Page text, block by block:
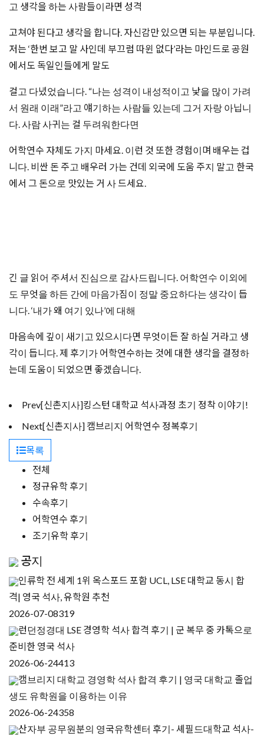
고 생각을 하는 사람들이라면 성격
고쳐야 된다고 생각을 합니다. 자신감만 있으면 되는 부분입니다.
저는 ‘한번 보고 말 사인데 부끄럼 따윈 없다’라는 마인드로 공원
에서도 독일인들에게 말도
걸고 다녔었습니다. “나는 성격이 내성적이고 낯을 많이 가려
서 원래 이래”라고 얘기하는 사람들 있는데 그거 자랑 아닙니
다. 사람 사귀는 걸 두려워한다면
어학연수 자체도 가지 마세요. 이런 것 또한 경험이며 배우는 겁
니다. 비싼 돈 주고 배우러 가는 건데 외국에 도움 주지 말고 한국
에서 그 돈으로 맛있는 거 사 드세요.
긴 글 읽어 주셔서 진심으로 감사드립니다. 어학연수 이외에
도 무엇을 하든 간에 마음가짐이 정말 중요하다는 생각이 듭
니다. ‘내가 왜 여기 있나’에 대해
마음속에 깊이 새기고 있으시다면 무엇이든 잘 하실 거라고 생
각이 듭니다. 제 후기가 어학연수하는 것에 대한 생각을 결정하
는데 도움이 되었으면 좋겠습니다.
Prev[신촌지사]킹스턴 대학교 석사과정 초기 정착 이야기!
Next[신촌지사] 캠브리지 어학연수 정복후기
목록
전체
정규유학 후기
수속후기
어학연수 후기
조기유학 후기
공지
인류학 전 세계 1위 옥스포드 포함 UCL, LSE 대학교 동시 합
격| 영국 석사, 유학원 추천
2026-07-08319
런던정경대 LSE 경영학 석사 합격 후기 | 군 복무 중 카톡으로
준비한 영국 석사
2026-06-24413
캠브리지 대학교 경영학 석사 합격 후기 | 영국 대학교 졸업
생도 유학원을 이용하는 이유
2026-06-24358
산자부 공무원분의 영국유학센터 후기- 셰필드대학교 석사-